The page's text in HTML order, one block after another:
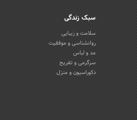
سبک زندگی
سلامت و زیبایی
روانشناسی و موفقیت
مد و لباس
سرگرمی و تفریح
دکوراسیون و منزل